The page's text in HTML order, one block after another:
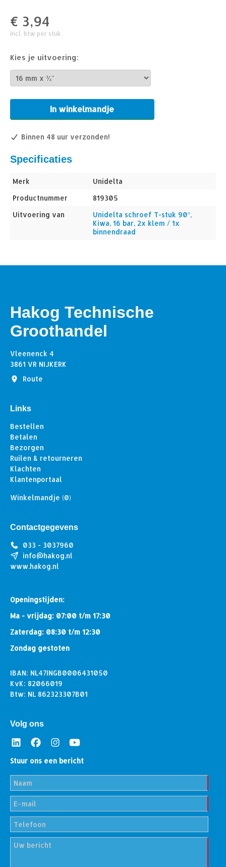
16 bar
Type aansluiting
binnendraad x klem
pe T-stuk
€ 3,94
incl. btw per stuk
Kies je uitvoering:
In winkelmandje
Binnen 48 uur verzonden!
Specificaties
Merk
Unidelta
Productnummer
819305
Uitvoering van
Unidelta schroef T-stuk 90°,
Kiwa, 16 bar, 2x klem / 1x
binnendraad
Hakog Technische
Groothandel
Vleenenck 4
3861 VR NIJKERK
Route
Links
Bestellen
Betalen
Bezorgen
Ruilen & retourneren
Klachten
Klantenportaal
Winkelmandje (0)
Contactgegevens
033 - 3037960
info@hakog.nl
www.hakog.nl
Openingstijden:
Ma - vrijdag: 07:00 t/m 17:30
Zaterdag: 08:30 t/m 12:30
Zondag gestoten
IBAN: NL47INGB0006431050
KvK: 82066019
Btw: NL 862323307B01
Volg ons
Stuur ons een bericht